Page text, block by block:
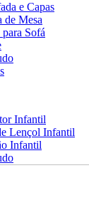
e Capas
de Mesa
Sofá
Infantil
Lençol Infantil
Infantil